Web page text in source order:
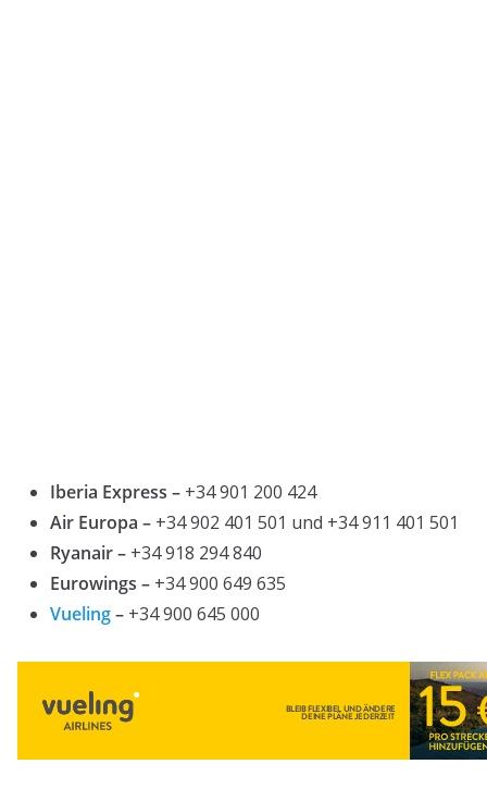
Iberia Express – +34 901 200 424
Air Europa – +34 902 401 501 und +34 911 401 501
Ryanair – +34 918 294 840
Eurowings – +34 900 649 635
Vueling– +34 900 645 000